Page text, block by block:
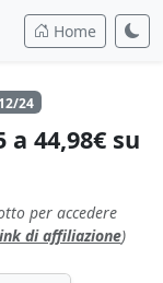
Home
24
a 44,98€ su
per accedere
di affiliazione)